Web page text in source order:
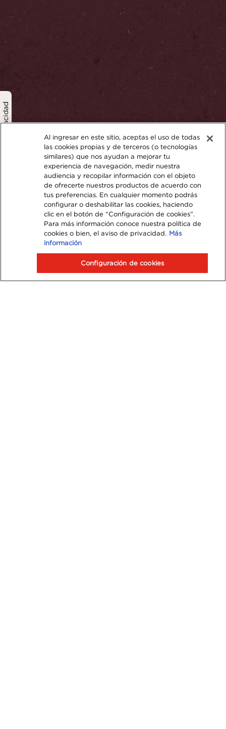
política de privacidad
Al ingresar en este sitio, aceptas el uso de todas
las cookies propias y de terceros (o tecnologías
similares) que nos ayudan a mejorar tu
experiencia de navegación, medir nuestra
audiencia y recopilar información con el objeto
de ofrecerte nuestros productos de acuerdo con
tus preferencias. En cualquier momento podrás
configurar o deshabilitar las cookies, haciendo
clic en el botón de “Configuración de cookies”.
Para más información conoce nuestra política de
cookies o bien, el aviso de privacidad. Más
información
Configuración de cookies